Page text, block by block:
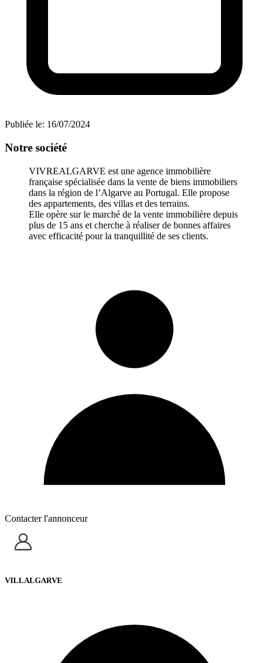
Publiée le: 16/07/2024
Notre société
VIVREALGARVE est une agence immobilière
française spécialisée dans la vente de biens immobiliers
dans la région de l’Algarve au Portugal. Elle propose
des appartements, des villas et des terrains.
Elle opère sur le marché de la vente immobilière depuis
plus de 15 ans et cherche à réaliser de bonnes affaires
avec efficacité pour la tranquillité de ses clients.
Contacter l'annonceur
VILLALGARVE